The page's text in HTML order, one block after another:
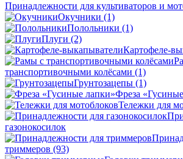
Принадлежности для культиваторов и
Окучники (1)
Полольники (1)
Плуги (2)
Картофеле-
транспортивочными колёсами (1)
Грунтозацепы (1)
Фреза
Тележки для
газонокосилок
триммеров (93)